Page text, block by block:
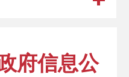
府信息公